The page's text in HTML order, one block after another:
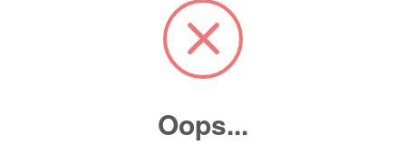
Oops...